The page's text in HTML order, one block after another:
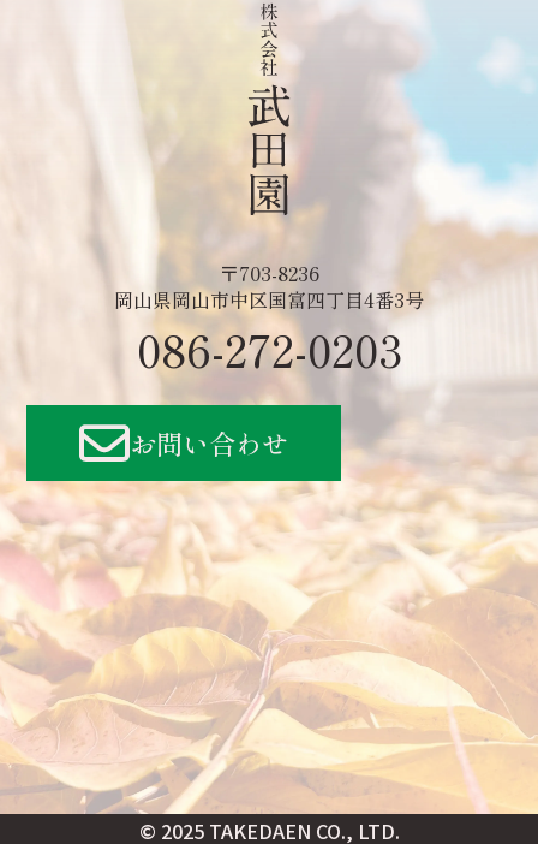
〒703-8236
岡山県岡山市中区国富四丁目4番3号
086-272-0203
お問い合わせ
© 2025 TAKEDAEN CO., LTD.